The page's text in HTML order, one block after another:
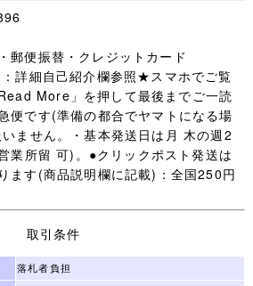
ずら入札防止の為 】
もって取引する］ことをご入札前
さい。
不可 お約束のない場合は残念です
ことがあります。)
の多くが評価新規の方で、本当
ず管理人様へID報告します。)
し訳ございません。
郵便振替・クレジットカード
詳細自己紹介欄参照★スマホでご覧
More」を押して最後までご一読
便です(準備の都合でヤマトになる場
ません。・基本発送日は月 木の週2
業所留 可)。●クリックポスト発送は
ます(商品説明欄に記載)：全国250円
取引条件
落札者負担